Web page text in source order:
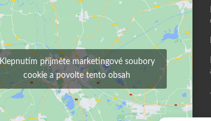
Klepnutím přijměte marketingové soubory
cookie a povolte tento obsah